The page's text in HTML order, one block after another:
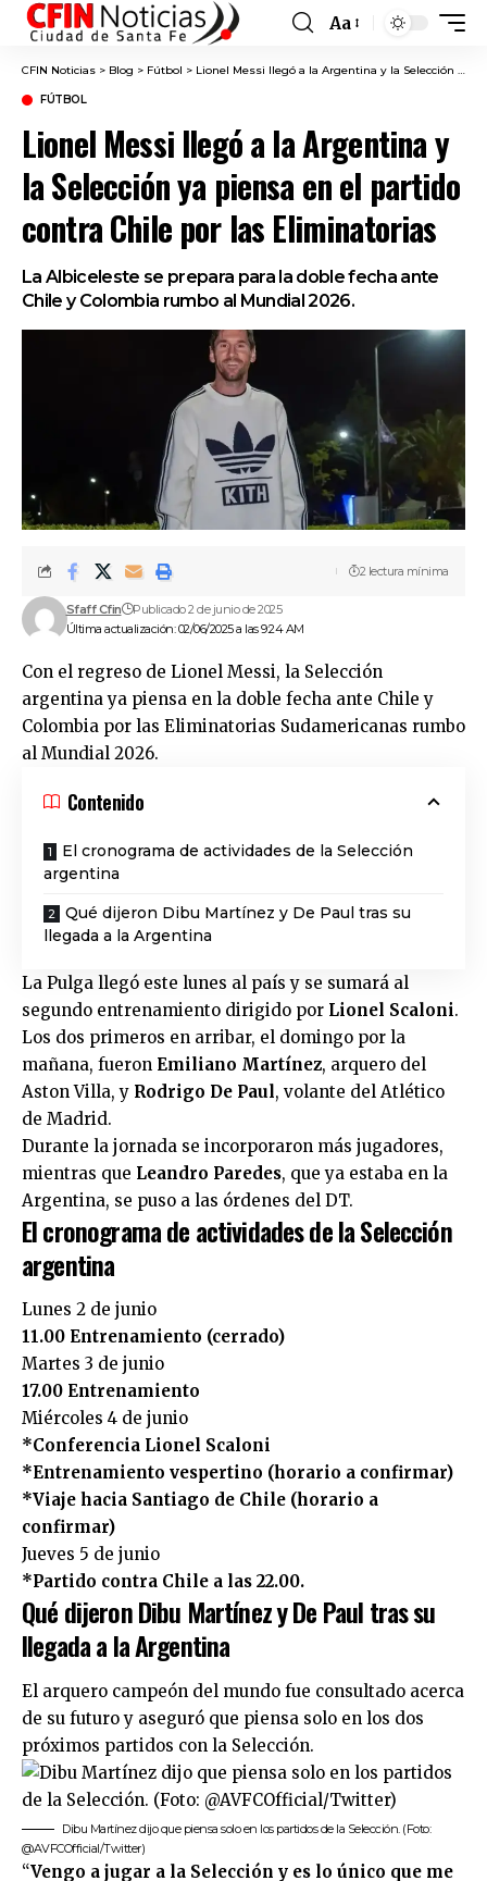
Font
Resizer
Aa
CFIN Noticias > Blog > Fútbol > Lionel Messi llegó a la Argentina y la Selección ya piensa en el partido contra Chile por las Eliminatorias
FÚTBOL
Lionel Messi llegó a la Argentina y
la Selección ya piensa en el partido
contra Chile por las Eliminatorias
La Albiceleste se prepara para la doble fecha ante
Chile y Colombia rumbo al Mundial 2026.
Última actualización: 02/06/2025 a las 9:24 AM
Sfaff Cfin Publicado 2 de junio de 2025
2 lectura mínima
Con el regreso de Lionel Messi, la Selección
argentina ya piensa en la doble fecha ante Chile y
Colombia por las Eliminatorias Sudamericanas rumbo
al Mundial 2026.
Contenido
El cronograma de actividades de la Selección
argentina
Qué dijeron Dibu Martínez y De Paul tras su
llegada a la Argentina
La Pulga llegó este lunes al país y se sumará al
segundo entrenamiento dirigido por Lionel Scaloni.
Los dos primeros en arribar, el domingo por la
mañana, fueron Emiliano Martínez, arquero del
Aston Villa, y Rodrigo De Paul, volante del Atlético
de Madrid.
Durante la jornada se incorporaron más jugadores,
mientras que Leandro Paredes, que ya estaba en la
Argentina, se puso a las órdenes del DT.
El cronograma de actividades de la Selección
argentina
Lunes 2 de junio
11.00 Entrenamiento (cerrado)
Martes 3 de junio
17.00 Entrenamiento
Miércoles 4 de junio
*Conferencia Lionel Scaloni
*Entrenamiento vespertino (horario a confirmar)
*Viaje hacia Santiago de Chile (horario a
confirmar)
Jueves 5 de junio
*Partido contra Chile a las 22.00.
Qué dijeron Dibu Martínez y De Paul tras su
llegada a la Argentina
El arquero campeón del mundo fue consultado acerca
de su futuro y aseguró que piensa solo en los dos
próximos partidos con la Selección.
Dibu Martínez dijo que piensa solo en los partidos de la Selección. (Foto:
@AVFCOfficial/Twitter)
“Vengo a jugar a la Selección y es lo único que me